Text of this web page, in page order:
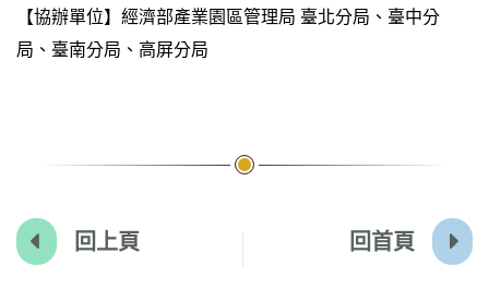
【協辦單位】經濟部產業園區管理局 臺北分局、臺中分
局、臺南分局、高屏分局
回上頁 回首頁